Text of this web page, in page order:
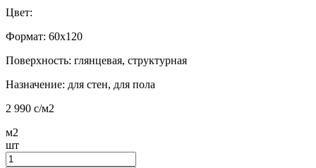
Цвет:
Формат: 60x120
Поверхность: глянцевая, структурная
Назначение: для стен, для пола
2 990 c/м2
м2
шт